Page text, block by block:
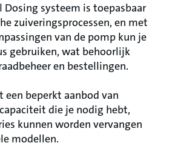
systeem is toepasbaar
zuiveringsprocessen, en met
van de pomp kun je
gebruiken, wat behoorlijk
en bestellingen.
een beperkt aanbod van
die je nodig hebt,
kunnen worden vervangen
modellen.